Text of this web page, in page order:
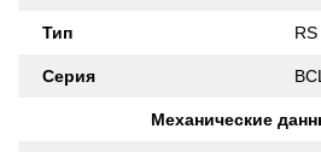
Тип
Серия
Механические